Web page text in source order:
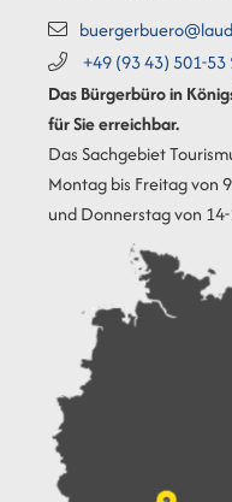
+49 (9343) 501-53
Das Bürgerbüro in
für Sie erreichbar.
Das Sachgebiet
Montag bis Freitag von
und Donnerstag von